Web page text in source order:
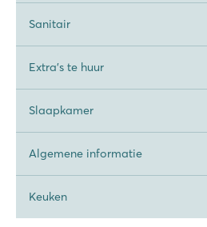
Sanitair
Extra's te huur
Slaapkamer
Algemene informatie
Keuken